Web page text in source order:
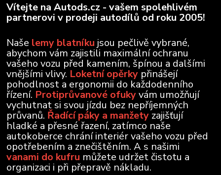
Vítejte na Autods.cz - vašem spolehlivém
partnerovi v prodeji autodílů od roku 2005!
Naše lemy blatníku jsou pečlivě vybrané,
abychom vám zajistili maximální ochranu
vašeho vozu před kamením, špínou a dalšími
vnějšími vlivy. Loketní opěrky přinášejí
pohodlnost a ergonomii do každodenního
řízení. Protiprůvanové ofukyvám umožňují
vychutnat si svou jízdu bez nepříjemných
průvanů. Řadící páky a manžety zajišťují
hladké a přesné řazení, zatímco naše
autokoberce chrání interiér vašeho vozu před
opotřebením a znečištěním. A s našimi
vanami do kufru můžete udržet čistotu a
organizaci i při přepravě nákladu.